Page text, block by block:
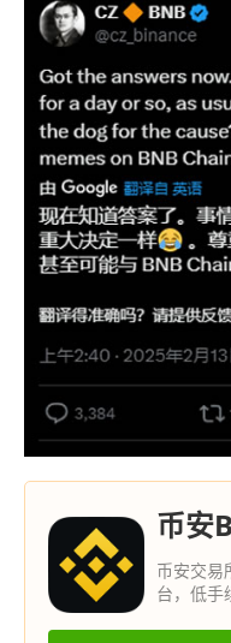
币安
币安交易
台，低手